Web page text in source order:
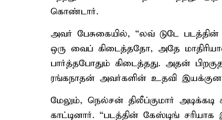
கொண்டார்.
அவர் பேசுகையில், “லவ் டுடே
ஒரு வைப் கிடைத்ததோ, அதே
பார்த்தபோதும் கிடைத்தது. அதன்
ரங்கநாதன் அவர்களின் உதவி இயக்குனர்
மேலும், நெல்சன் திலீப்குமார்
காட்டினார். “படத்தின் கேஸ்டிங் சரியாக